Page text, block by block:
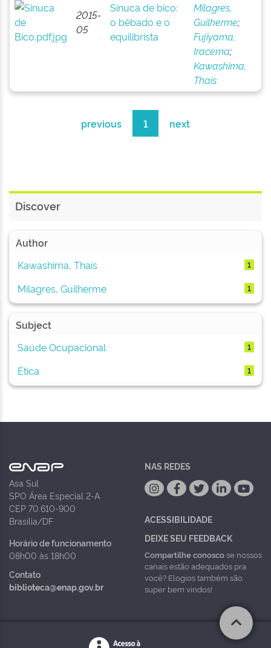
2015-
05
Sinuca de bico:
o bêbado e o
equilibrista
Milagres,
Guilherme;
Fujiyama,
Iracema;
Kawashima,
Thaís
previous 1 next
Discover
Author
Kawashima, Thaís
1
Milagres, Guilherme 1
Subject
Saúde Ocupacional
1
Ética 1
Asa Sul
SPO Área Especial 2-A
CEP 70.610-900
Brasília/DF
Horário de funcionamento
08h00 às 18h00
Contato
biblioteca@enap.gov.br
NAS REDES
ACESSIBILIDADE
DEIXE SEU FEEDBACK
Compartilhe conoscose nossos
canais estão adequados pra
você? Elogios também são
super bem vindos!